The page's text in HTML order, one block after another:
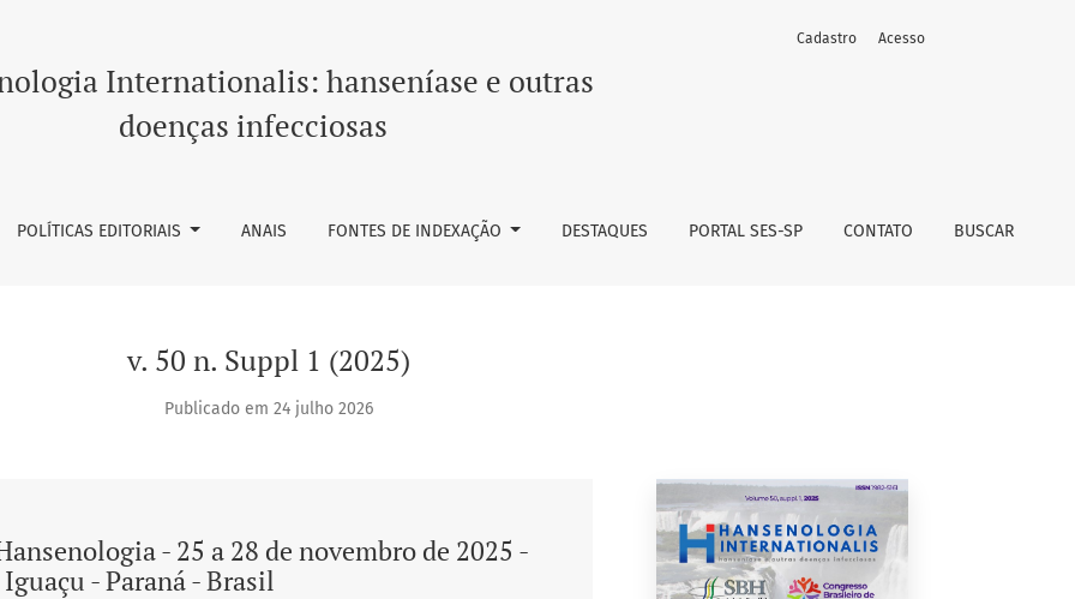
de Hansenologia - 25 a 28 de novembro de 2025 - Foz do Iguaçu - Paraná - Brasil
Internationalis: hanseníase e outras
doenças infecciosas
POLÍTICAS EDITORIAIS ANAIS FONTES DE INDEXAÇÃO DESTAQUES PORTAL SES-SP CONTATO BUSCAR
Cadastro Acesso
v. 50 n. Suppl 1 (2025)
Publicado em 24 julho 2026
- 25 a 28 de novembro de 2025 -
- Paraná - Brasil